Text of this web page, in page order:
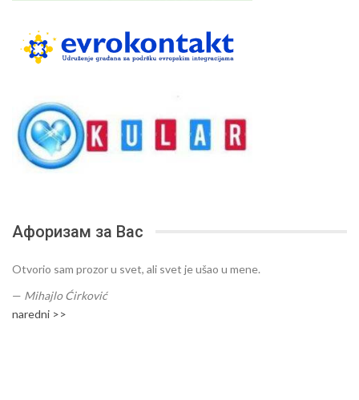
Афоризам за Вас
Otvorio sam prozor u svet, ali svet je ušao u mene.
— Mihajlo Ćirković
naredni >>